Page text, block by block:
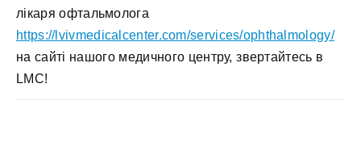
лікаря офтальмолога
https://lvivmedicalcenter.com/services/ophthalmology/
на сайті нашого медичного центру, звертайтесь в
LMC!